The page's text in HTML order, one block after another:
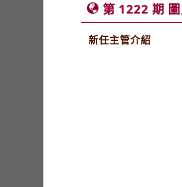
第 1222 期
新任主管介紹